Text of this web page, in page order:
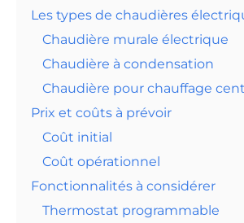
Les types de chaudières
Chaudière murale électrique
Chaudière à condensation
Chaudière pour chauffage
Prix et coûts à prévoir
Coût initial
Coût opérationnel
Fonctionnalités à considérer
Thermostat programmable